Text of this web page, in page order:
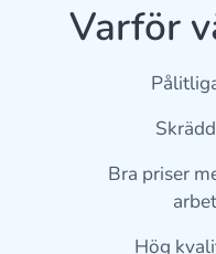
🎯 Varför
✔
✔
✔ Bra priser
✔ Hög